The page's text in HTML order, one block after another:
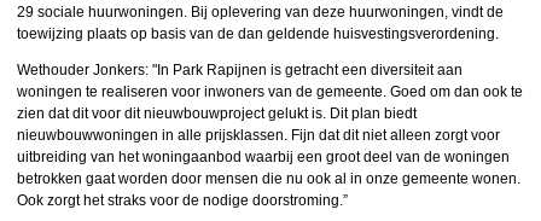
29 sociale huurwoningen. Bij oplevering van deze huurwoningen, vindt de
toewijzing plaats op basis van de dan geldende huisvestingsverordening.
Wethouder Jonkers: "In Park Rapijnen is getracht een diversiteit aan
woningen te realiseren voor inwoners van de gemeente. Goed om dan ook te
zien dat dit voor dit nieuwbouwproject gelukt is. Dit plan biedt
nieuwbouwwoningen in alle prijsklassen. Fijn dat dit niet alleen zorgt voor
uitbreiding van het woningaanbod waarbij een groot deel van de woningen
betrokken gaat worden door mensen die nu ook al in onze gemeente wonen.
Ook zorgt het straks voor de nodige doorstroming.”